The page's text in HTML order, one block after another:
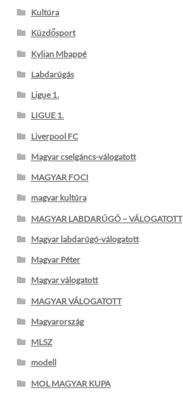
Kultúra
Küzdősport
Kylian Mbappé
Labdarúgás
Ligue 1.
LIGUE 1.
Liverpool FC
Magyar cselgáncs-válogatott
MAGYAR FOCI
magyar kultúra
MAGYAR LABDARÚGÓ – VÁLOGATOTT
Magyar labdarúgó-válogatott
Magyar Péter
Magyar válogatott
MAGYAR VÁLOGATOTT
Magyarország
MLSZ
modell
MOL MAGYAR KUPA